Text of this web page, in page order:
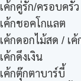
เค้กคู่รัก/ครอบครัว
เค้กชอคโกแลต
เค้กดอกไม้สด / เ
เค้กดึงเงิน
เค้กตุ๊กตาบาร์บี้